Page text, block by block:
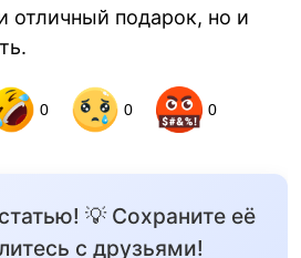
отличный подарок, но и
0 0 0
💡 Сохраните её
с друзьями!